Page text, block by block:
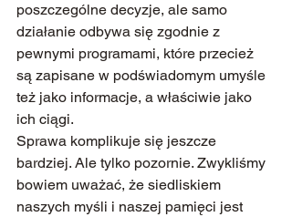
poszczególne decyzje, ale samo
działanie odbywa się zgodnie z
pewnymi programami, które przecież
są zapisane w podświadomym umyśle
też jako informacje, a właściwie jako
ich ciągi.
Sprawa komplikuje się jeszcze
bardziej. Ale tylko pozornie. Zwykliśmy
bowiem uważać, że siedliskiem
naszych myśli i naszej pamięci jest